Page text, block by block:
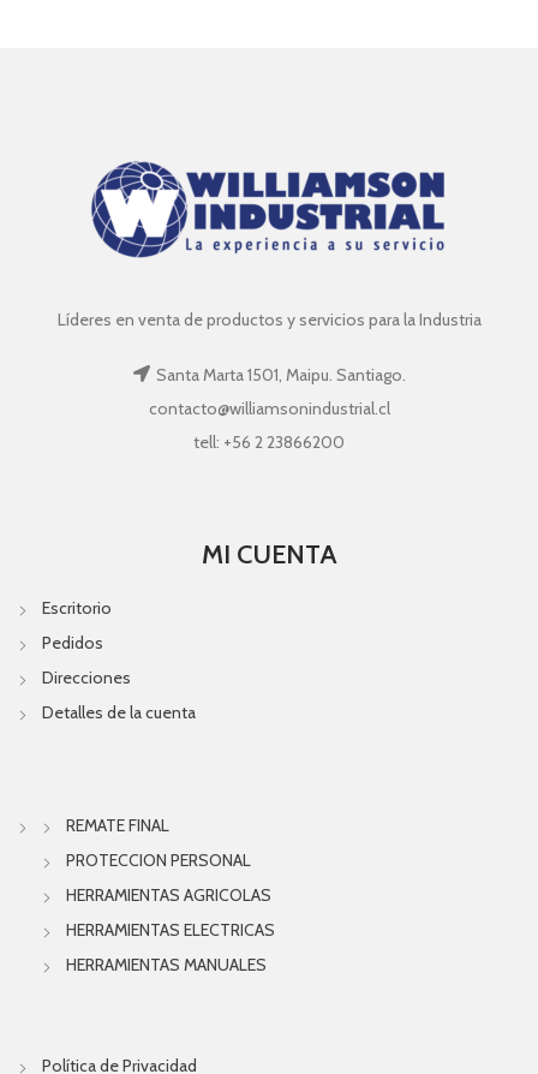
Líderes en venta de productos y servicios para la Industria
Santa Marta 1501, Maipu. Santiago.
contacto@williamsonindustrial.cl
tell: +56 2 23866200
MI CUENTA
Escritorio
Pedidos
Direcciones
Detalles de la cuenta
REMATE FINAL
PROTECCION PERSONAL
HERRAMIENTAS AGRICOLAS
HERRAMIENTAS ELECTRICAS
HERRAMIENTAS MANUALES
Política de Privacidad